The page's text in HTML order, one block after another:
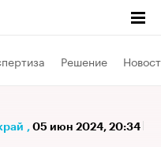
Решение
, 05 июн 2024, 20:34